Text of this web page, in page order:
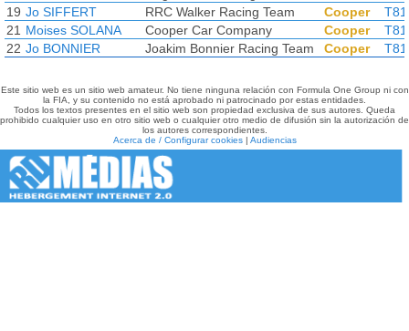
19 Jo SIFFERT RRC Walker Racing Team Cooper
T81
21 Moises SOLANA Cooper Car Company Cooper
T81
22 Jo BONNIER Joakim Bonnier Racing Team Cooper T81
Este sitio web es un sitio web amateur. No tiene ninguna relación con Formula One Group ni con
la FIA, y su contenido no está aprobado ni patrocinado por estas entidades.
Todos los textos presentes en el sitio web son propiedad exclusiva de sus autores. Queda
prohibido cualquier uso en otro sitio web o cualquier otro medio de difusión sin la autorización de
los autores correspondientes.
Acerca de / Configurar cookies| Audiencias